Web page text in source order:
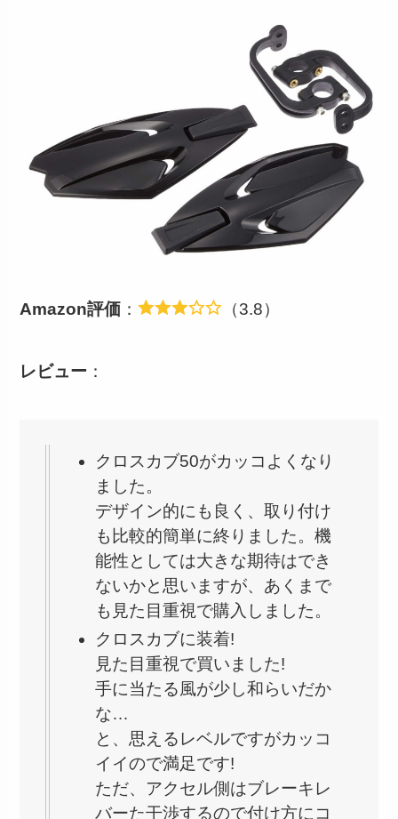
Amazon評価 ： （3.8）
レビュー ：
クロスカブ50がカッコよくなり
ました。
デザイン的にも良く、取り付け
も比較的簡単に終りました。機
能性としては大きな期待はでき
ないかと思いますが、あくまで
も見た目重視で購入しました。
クロスカブに装着!
見た目重視で買いました!
手に当たる風が少し和らいだか
な…
と、思えるレベルですがカッコ
イイので満足です!
ただ、アクセル側はブレーキレ
バーた干渉するので付け方にコ